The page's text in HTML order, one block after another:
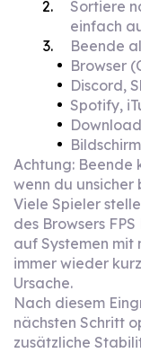
Sortiere
einfach
Beende
Browser
Discord,
Spotify,
Achtung: Beende
wenn du unsicher
Viele Spieler
des Browsers
auf Systemen mit
immer wieder
Ursache.
Nach diesem
nächsten Schritt
zusätzliche